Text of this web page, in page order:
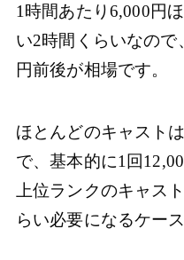
1時間あたり6,000円
い2時間くらいなので
円前後が相場です。
ほとんどのキャスト
で、基本的に1回
上位ランクのキャス
らい必要になるケー